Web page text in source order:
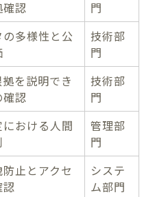
認
門
多様性と公
技術部
門
を説明でき
認
技術部
門
おける人間
管理部
門
止とアクセ
システ
ム部門